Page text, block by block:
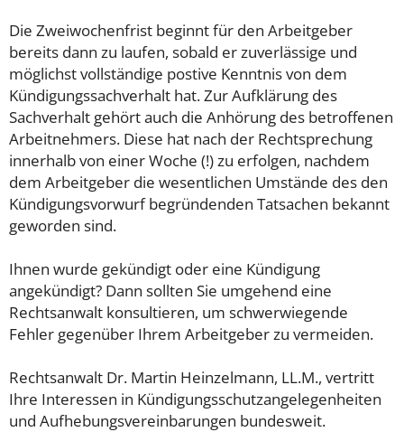
Die Zweiwochenfrist beginnt für den Arbeitgeber
bereits dann zu laufen, sobald er zuverlässige und
möglichst vollständige postive Kenntnis von dem
Kündigungssachverhalt hat. Zur Aufklärung des
Sachverhalt gehört auch die Anhörung des betroffenen
Arbeitnehmers. Diese hat nach der Rechtsprechung
innerhalb von einer Woche (!) zu erfolgen, nachdem
dem Arbeitgeber die wesentlichen Umstände des den
Kündigungsvorwurf begründenden Tatsachen bekannt
geworden sind.
Ihnen wurde gekündigt oder eine Kündigung
angekündigt? Dann sollten Sie umgehend eine
Rechtsanwalt konsultieren, um schwerwiegende
Fehler gegenüber Ihrem Arbeitgeber zu vermeiden.
Rechtsanwalt Dr. Martin Heinzelmann, LL.M., vertritt
Ihre Interessen in Kündigungsschutzangelegenheiten
und Aufhebungsvereinbarungen bundesweit.